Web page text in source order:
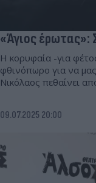
«Άγιος
Η κορυφαία -για
φθινόπωρο για να
Νικόλαος πεθαίνει
09.07.2025 20:00